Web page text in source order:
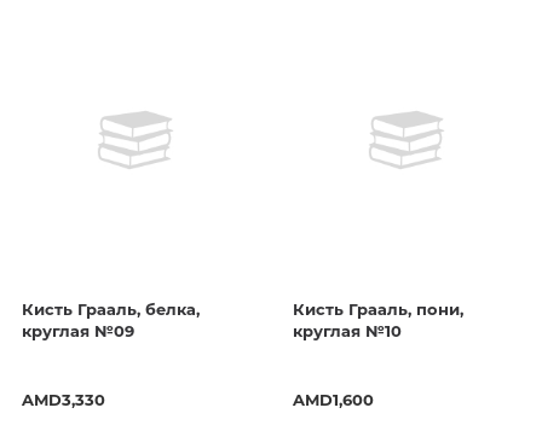
Кисть Грааль, белка,
круглая №09
AMD3,330
Кисть Грааль, пони,
круглая №10
AMD1,600